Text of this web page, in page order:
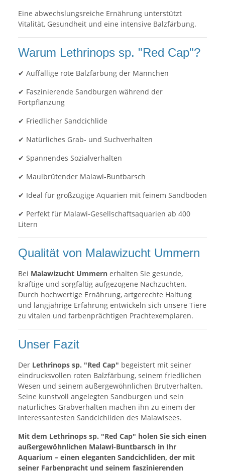
Eine abwechslungsreiche Ernährung unterstützt
Vitalität, Gesundheit und eine intensive Balzfärbung.
Warum Lethrinops sp. "Red Cap"?
✔ Auffällige rote Balzfärbung der Männchen
✔ Faszinierende Sandburgen während der
Fortpflanzung
✔ Friedlicher Sandcichlide
✔ Natürliches Grab- und Suchverhalten
✔ Spannendes Sozialverhalten
✔ Maulbrütender Malawi-Buntbarsch
✔ Ideal für großzügige Aquarien mit feinem Sandboden
✔ Perfekt für Malawi-Gesellschaftsaquarien ab 400
Litern
Qualität von Malawizucht Ummern
Bei Malawizucht Ummern erhalten Sie gesunde,
kräftige und sorgfältig aufgezogene Nachzuchten.
Durch hochwertige Ernährung, artgerechte Haltung
und langjährige Erfahrung entwickeln sich unsere Tiere
zu vitalen und farbenprächtigen Prachtexemplaren.
Unser Fazit
Der Lethrinops sp. "Red Cap" begeistert mit seiner
eindrucksvollen roten Balzfärbung, seinem friedlichen
Wesen und seinem außergewöhnlichen Brutverhalten.
Seine kunstvoll angelegten Sandburgen und sein
natürliches Grabverhalten machen ihn zu einem der
interessantesten Sandcichliden des Malawisees.
Mit dem Lethrinops sp. "Red Cap" holen Sie sich einen
außergewöhnlichen Malawi-Buntbarsch in Ihr
Aquarium – einen eleganten Sandcichliden, der mit
seiner Farbenpracht und seinem faszinierenden